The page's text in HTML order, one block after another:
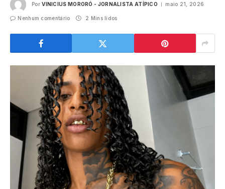
Por VINICIUS MORORÓ - JORNALISTA ATÍPICO maio 21, 2026
Nenhum comentário 2 Mins lidos